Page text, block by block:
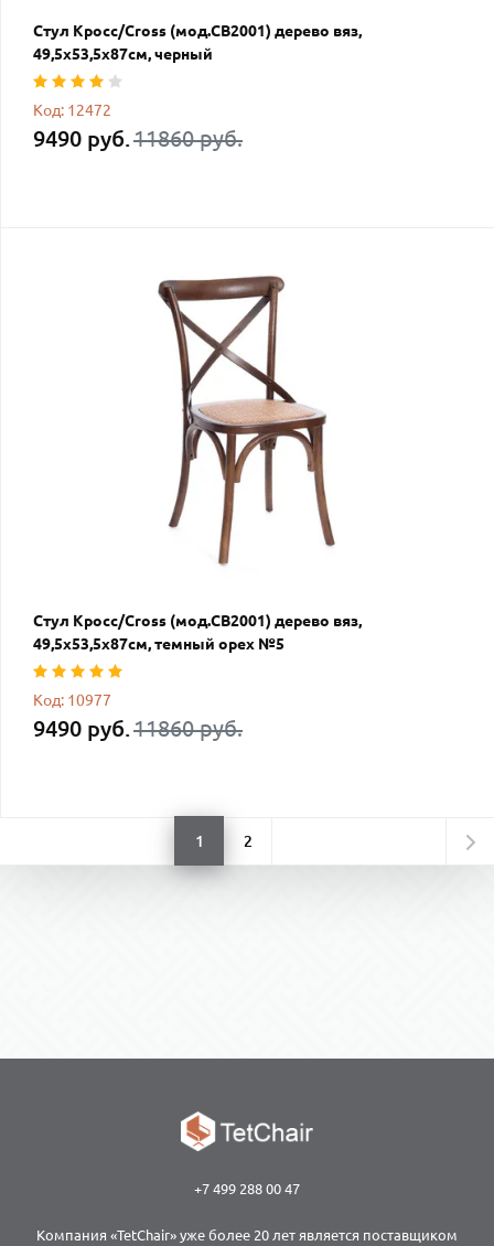
Стул Кросс/Cross (мод.CB2001) дерево вяз,
49,5х53,5х87см, черный
Код: 12472
9490 руб.11860 руб.
Стул Кросс/Cross (мод.CB2001) дерево вяз,
49,5х53,5х87см, темный орех №5
Код: 10977
9490 руб.11860 руб.
1 2
+7 499 288 00 47
Компания «TetChair» уже более 20 лет является поставщиком